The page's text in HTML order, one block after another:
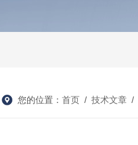
您的位置： 首页 / 技术文章 /